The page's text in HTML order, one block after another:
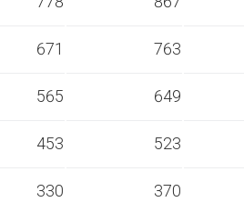
671 763
565 649
453 523
330 370